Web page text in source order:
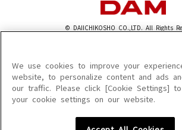
© DAIICHIKOSHO CO.,LTD. All Rights
このサイトに掲載されている一切の文章・画像・写真・動
を問わず、著作権法の定める範囲を超えて無断で複製、転
を禁じます。
楽曲及びコンテンツは、機種によりご利用いただけない場
楽曲及びコンテンツの配信日、配信内容が変更になる場合が
We use cookies to improve your
website, to personalize content and ads
our traffic. Please click [Cookie Settings]
your cookie settings on our website.